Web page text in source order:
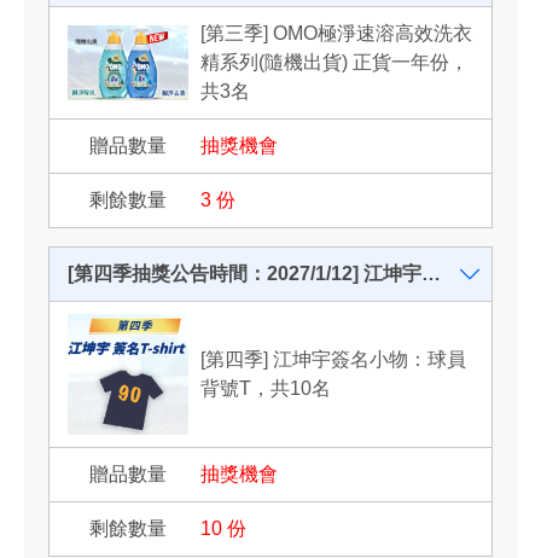
[第三季] OMO極淨速溶高效洗衣
精系列(隨機出貨) 正貨一年份，
共3名
抽獎機會
3 份
[第四季抽獎公告時間：2027/1/12] 江坤宇簽名小物：球員背號T，共10名
[第四季] 江坤宇簽名小物：球員
背號T，共10名
抽獎機會
10 份